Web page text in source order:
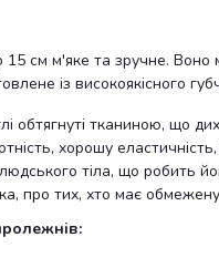
см м'яке та зручне. Воно
із високоякісного
тканиною, що
хорошу
тіла, що робить
про тих, хто має